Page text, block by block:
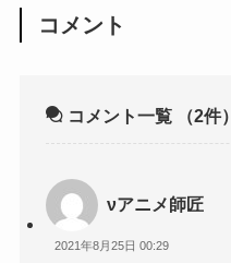
コメント
コメント一覧 （2件）
νアニメ師匠
2021年8月25日 00:29